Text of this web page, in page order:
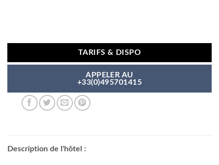
TARIFS & DISPO
APPELER AU
+33(0)495701415
Description de l'hôtel :